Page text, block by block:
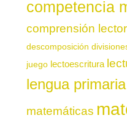
competencia
comprensión
descomposición
juego lectoescritura
lengua primaria
matemáticas